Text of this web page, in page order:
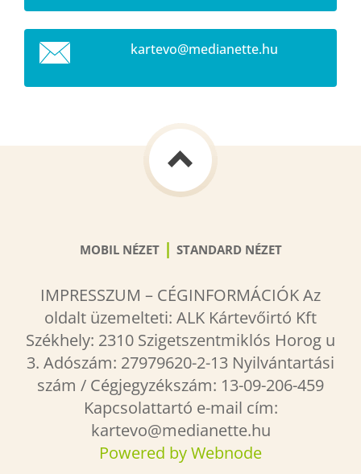
kartevo@medianette.hu
MOBIL NÉZET | STANDARD NÉZET
IMPRESSZUM – CÉGINFORMÁCIÓK Az
oldalt üzemelteti: ALK Kártevőirtó Kft
Székhely: 2310 Szigetszentmiklós Horog u
3. Adószám: 27979620-2-13 Nyilvántartási
szám / Cégjegyzékszám: 13-09-206-459
Kapcsolattartó e-mail cím:
kartevo@medianette.hu
Powered by Webnode